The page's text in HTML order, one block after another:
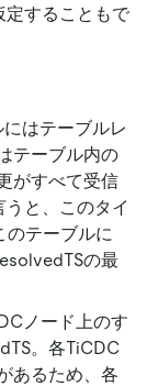
定することもで
はテーブルレ
テーブル内の
がすべて受信
と、このタイ
のテーブルに
の最
ノード上のす
。各TiCDC
あるため、各